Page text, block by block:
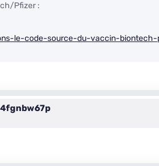
Pfizer :
le-code-source-du-vaccin-